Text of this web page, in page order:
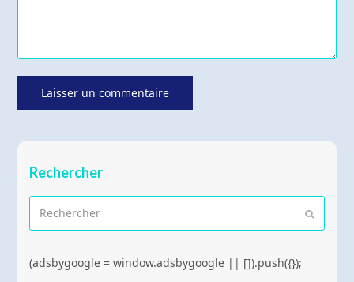
Rechercher
Envoyer
(adsbygoogle = window.adsbygoogle || []).push({});